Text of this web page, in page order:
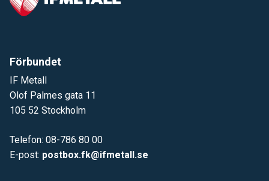
Förbundet
IF Metall
Olof Palmes gata 11
105 52 Stockholm
Telefon: 08-786 80 00
E-post: postbox.fk@ifmetall.se